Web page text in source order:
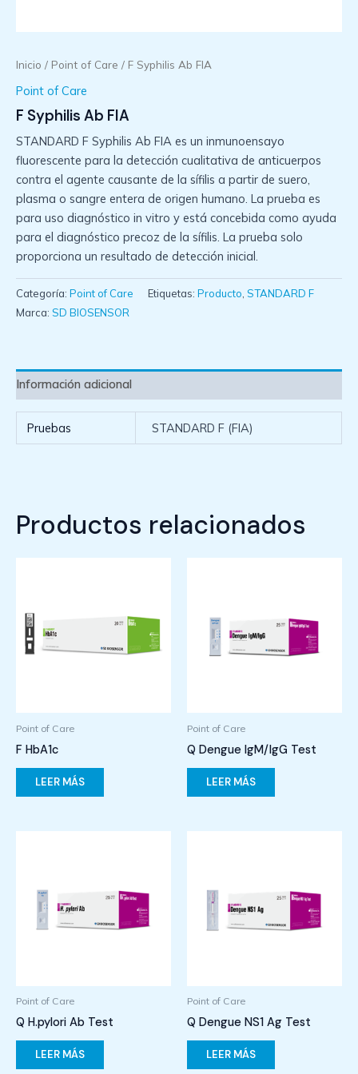
Inicio / Point of Care / F Syphilis Ab FIA
Point of Care
F Syphilis Ab FIA
STANDARD F Syphilis Ab FIA es un inmunoensayo
fluorescente para la detección cualitativa de anticuerpos
contra el agente causante de la sífilis a partir de suero,
plasma o sangre entera de origen humano. La prueba es
para uso diagnóstico in vitro y está concebida como ayuda
para el diagnóstico precoz de la sífilis. La prueba solo
proporciona un resultado de detección inicial.
Categoría: Point of Care Etiquetas: Producto, STANDARD F
Marca: SD BIOSENSOR
Información adicional
Pruebas STANDARD F (FIA)
Productos relacionados
Point of Care
F HbA1c
LEER MÁS
Point of Care
Q Dengue IgM/IgG Test
LEER MÁS
Point of Care
Q H.pylori Ab Test
LEER MÁS
Point of Care
Q Dengue NS1 Ag Test
LEER MÁS